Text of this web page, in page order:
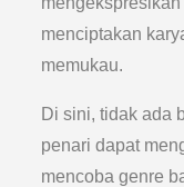
menciptakan
memukau.
Di sini, tidak ada
penari dapat
mencoba genre